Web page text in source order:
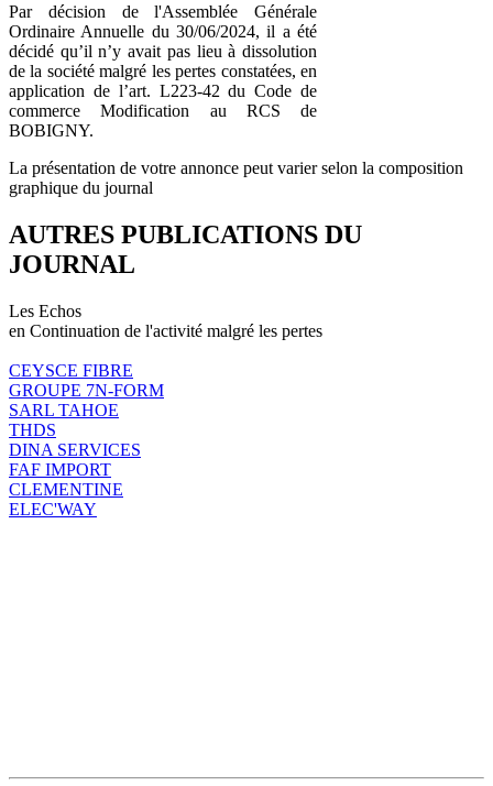
Par décision de l'Assemblée Générale
Ordinaire Annuelle du 30/06/2024, il a été
décidé qu’il n’y avait pas lieu à dissolution
de la société malgré les pertes constatées, en
application de l’art. L223-42 du Code de
commerce Modification au RCS de
BOBIGNY.
La présentation de votre annonce peut varier selon la composition
graphique du journal
AUTRES PUBLICATIONS DU
JOURNAL
Les Echos
en Continuation de l'activité malgré les pertes
CEYSCE FIBRE
GROUPE 7N-FORM
SARL TAHOE
THDS
DINA SERVICES
FAF IMPORT
CLEMENTINE
ELEC'WAY